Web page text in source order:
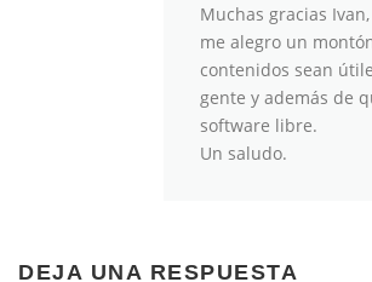
Muchas gracias Ivan,
me alegro un
contenidos sean
gente y además de
software libre.
Un saludo.
DEJA UNA RESPUESTA